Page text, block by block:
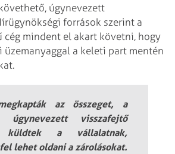
úgynevezett
források szerint a
cég mindent el akart követni, hogy
a keleti part mentén
az összeget, a
úgynevezett visszafejtő
küldtek a vállalatnak,
lehet oldani a zárolásokat.